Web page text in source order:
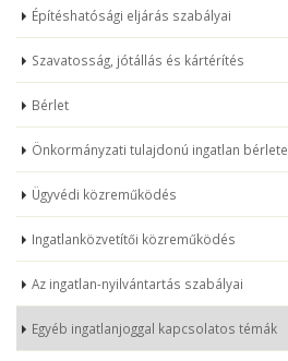
Építéshatósági eljárás szabályai
Szavatosság, jótállás és kártérítés
Bérlet
Önkormányzati tulajdonú ingatlan bérlete
Ügyvédi közreműködés
Ingatlanközvetítői közreműködés
Az ingatlan-nyilvántartás szabályai
Egyéb ingatlanjoggal kapcsolatos témák